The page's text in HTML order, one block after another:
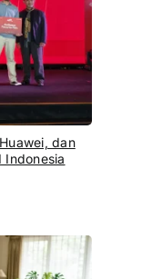
dan
Indonesia